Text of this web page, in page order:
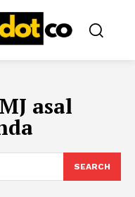
asal
SEARCH